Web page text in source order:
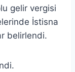
gelir vergisi
İstisna
belirlendi.